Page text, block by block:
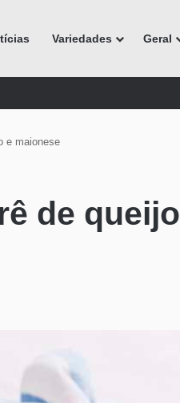
Variedades Geral
e maionese
de queijo